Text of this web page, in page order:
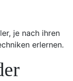
je nach ihren
erlernen.